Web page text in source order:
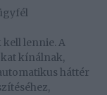
lennie. A
kínálnak,
háttér